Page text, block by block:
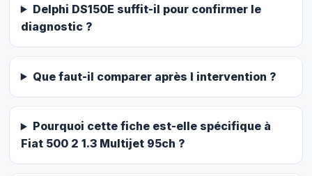
Delphi DS150E suffit-il pour confirmer le
diagnostic ?
Que faut-il comparer après l intervention ?
Pourquoi cette fiche est-elle spécifique à
Fiat 500 2 1.3 Multijet 95ch ?